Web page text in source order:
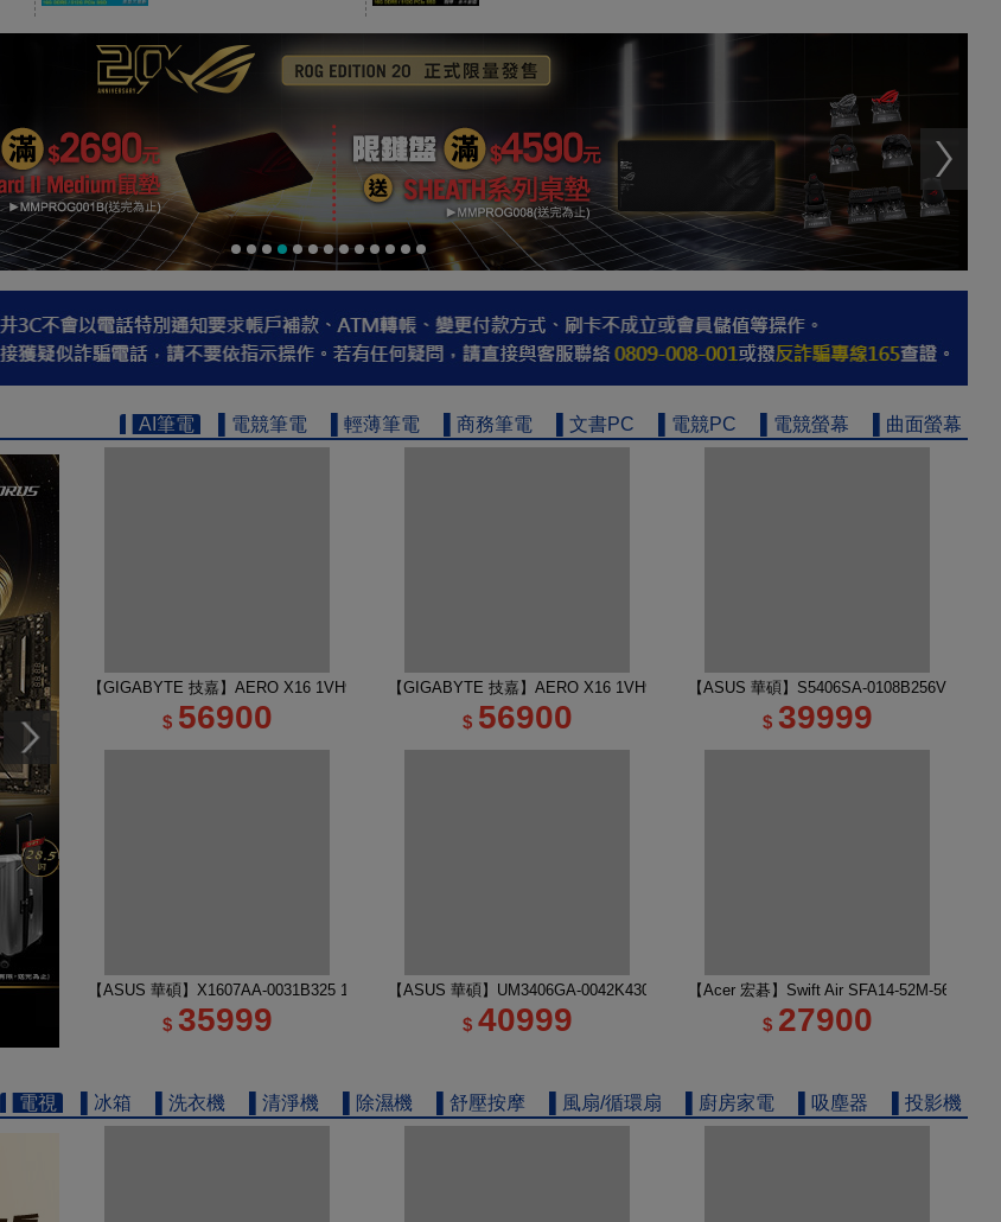
▌AI筆電 ▌電競筆電 ▌輕薄筆電 ▌商務筆電 ▌文書PC ▌電競PC ▌電競螢幕 ▌曲面螢幕
【GIGABYTE 技嘉】AERO X16 1VH93TWC94AH 16吋 R7 RTX5060 AI電競筆電｜太空灰
$ 56900
【GIGABYTE 技嘉】AERO X16 1VH93TWC94DH 16吋 R7 RTX5060 AI電競筆電｜幻月
$ 56900
【ASUS 華碩】S5406SA-0108B256V 14吋
$ 39999
【ASUS 華碩】X1607AA-0031B325 16吋 U5 輕薄AI筆電
$ 35999
【ASUS 華碩】UM3406GA-0042K430H 14吋 R5 AI筆電 玉石黑
$ 40999
【Acer 宏碁】Swift Air SFA14-52M-56KA
$ 27900
▌電視 ▌冰箱 ▌洗衣機 ▌清淨機 ▌除濕機 ▌舒壓按摩 ▌風扇/循環扇 ▌廚房家電 ▌吸塵器 ▌投影機